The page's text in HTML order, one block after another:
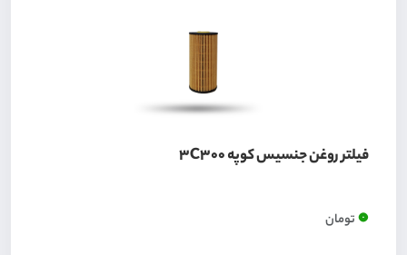
فیلتر روغن جنسیس کوپه 3C300
0تومان